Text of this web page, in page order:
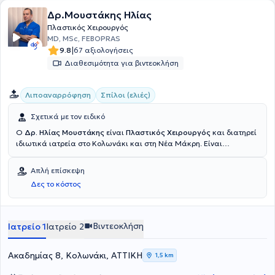
Δρ.Μουστάκης Ηλίας
Πλαστικός Χειρουργός
MD, MSc, FEBOPRAS
9.8|67 αξιολογήσεις
Διαθεσιμότητα για βιντεοκλήση
Λιποαναρρόφηση Σπίλοι (ελιές)
Σχετικά με τον ειδικό
Ο Δρ. Ηλίας Μουστάκης είναι Πλαστικός Χειρουργός και διατηρεί
ιδιωτικά ιατρεία στο Κολωνάκι και στη Νέα Μάκρη. Είναι
θεσσαλονίκης (ΑΠΘ) και εξειδικευμένος στην Επανορθωτική και
Αισθητική Πλαστική Χειρουργική και μέλος του Ευρωπαϊκού
Συμβουλίου Πλαστικής, Επανορθωτικής και Αισθητικής
Χειρουργικής (EBOPRAS).Έκανε την ειδικότητά του και απέκτησε
Hadassah στο Ισραήλ,που ως Τριτοβάθμιο Κέντρο Τραύματος
θεωρείται το κορυφαίο ιατρικό ίδρυμα του είδους του σε όλη
του Θριασίου και στο Λάτσειο Κέντρο Εγκαυμάτων. Συνέχισε με τη
μεταπτυχιακή του εκπαίδευση στην Θεραπευτική και Κοσμητική
Απλή επίσκεψη
Δες το κόστος
Ιατρείο 1Ιατρείο 2 Βιντεοκλήση
Ακαδημίας 8, Κολωνάκι, ΑΤΤΙΚΗ 1,5 km